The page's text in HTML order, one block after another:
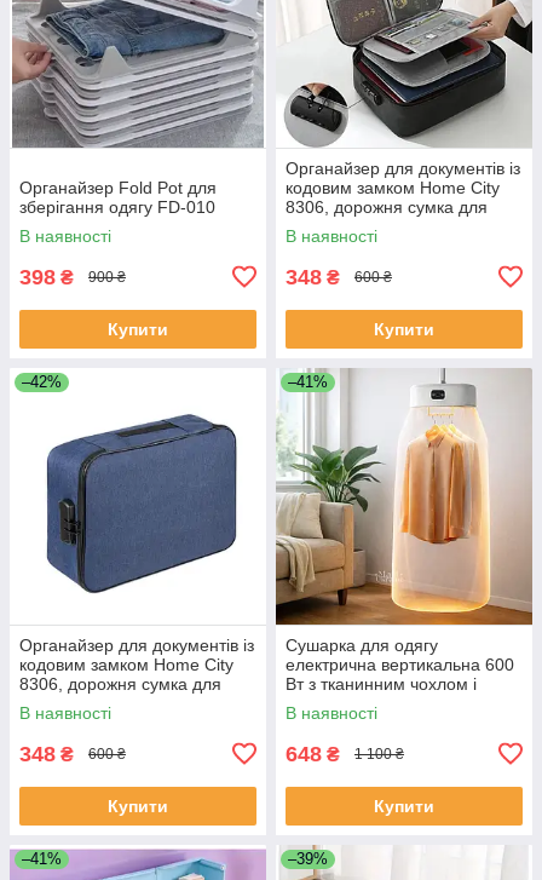
Органайзер Fold Pot для
зберігання одягу FD-010
В наявності
398 ₴ 900 ₴
Купити
Органайзер для документів із
кодовим замком Home City
8306, дорожня сумка для
документів, HC-8306-Black
В наявності
348 ₴ 600 ₴
Купити
–42%
Органайзер для документів із
кодовим замком Home City
8306, дорожня сумка для
документів, HC-8306-Blue
В наявності
348 ₴ 600 ₴
Купити
–41%
Сушарка для одягу
електрична вертикальна 600
Вт з тканинним чохлом і
таймером, портативна
електросушарка для білизни,
В наявності
648 ₴ 1 100 ₴
Купити
–41% –39%